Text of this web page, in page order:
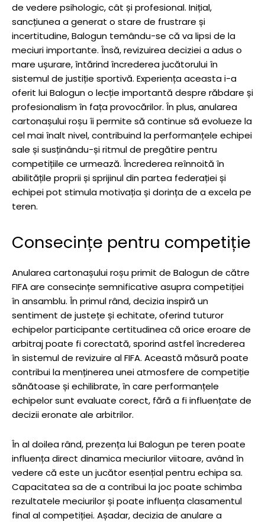
de vedere psihologic, cât și profesional. Inițial,
sancțiunea a generat o stare de frustrare și
incertitudine, Balogun temându-se că va lipsi de la
meciuri importante. Însă, revizuirea deciziei a adus o
mare ușurare, întărind încrederea jucătorului în
sistemul de justiție sportivă. Experiența aceasta i-a
oferit lui Balogun o lecție importantă despre răbdare și
profesionalism în fața provocărilor. În plus, anularea
cartonașului roșu îi permite să continue să evolueze la
cel mai înalt nivel, contribuind la performanțele echipei
sale și susținându-și ritmul de pregătire pentru
competițiile ce urmează. Încrederea reînnoită în
abilitățile proprii și sprijinul din partea federației și
echipei pot stimula motivația și dorința de a excela pe
teren.
Consecințe pentru competiție
Anularea cartonașului roșu primit de Balogun de către
FIFA are consecințe semnificative asupra competiției
în ansamblu. În primul rând, decizia inspiră un
sentiment de justețe și echitate, oferind tuturor
echipelor participante certitudinea că orice eroare de
arbitraj poate fi corectată, sporind astfel încrederea
în sistemul de revizuire al FIFA. Această măsură poate
contribui la menținerea unei atmosfere de competiție
sănătoase și echilibrate, în care performanțele
echipelor sunt evaluate corect, fără a fi influențate de
decizii eronate ale arbitrilor.
În al doilea rând, prezența lui Balogun pe teren poate
influența direct dinamica meciurilor viitoare, având în
vedere că este un jucător esențial pentru echipa sa.
Capacitatea sa de a contribui la joc poate schimba
rezultatele meciurilor și poate influența clasamentul
final al competiției. Așadar, decizia de anulare a